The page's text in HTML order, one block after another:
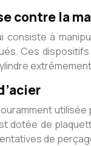
contre la
à
Ces
dotée de
de